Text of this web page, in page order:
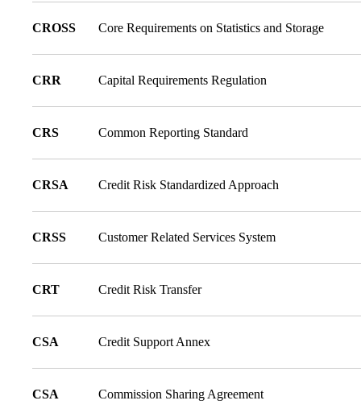
CROSS Core Requirements on Statistics and Storage
CRR Capital Requirements Regulation
CRS Common Reporting Standard
CRSA Credit Risk Standardized Approach
CRSS Customer Related Services System
CRT Credit Risk Transfer
CSA Credit Support Annex
CSA Commission Sharing Agreement